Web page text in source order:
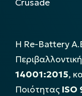
Crusade
Η Re-Battery
14001:2015,
Ποιότητας ISO